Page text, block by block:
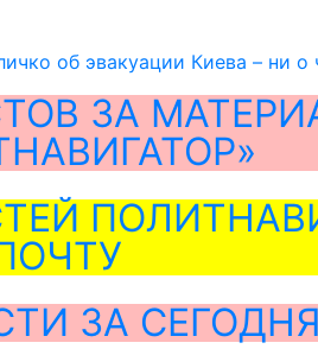
об эвакуации Киева – ни о
ЗА
ЗА СЕГОДНЯ